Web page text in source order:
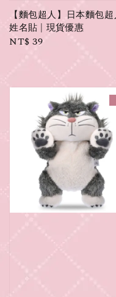
【麵包超人】日本麵包
姓名貼 | 現貨優惠
Regular
NT$ 39